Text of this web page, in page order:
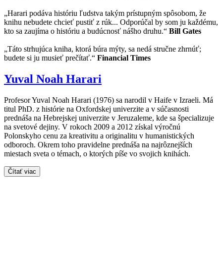
„Harari podáva históriu ľudstva takým prístupným spôsobom, že
knihu nebudete chcieť pustiť z rúk... Odporúčal by som ju každému,
kto sa zaujíma o históriu a budúcnosť nášho druhu.“ Bill Gates
„Táto strhujúca kniha, ktorá búra mýty, sa nedá stručne zhrnúť;
budete si ju musieť prečítať.“ Financial Times
Yuval Noah Harari
Profesor Yuval Noah Harari (1976) sa narodil v Haife v Izraeli. Má
titul PhD. z histórie na Oxfordskej univerzite a v súčasnosti
prednáša na Hebrejskej univerzite v Jeruzaleme, kde sa špecializuje
na svetové dejiny. V rokoch 2009 a 2012 získal výročnú
Polonskyho cenu za kreativitu a originalitu v humanistických
odboroch. Okrem toho pravidelne prednáša na najrôznejších
miestach sveta o témach, o ktorých píše vo svojich knihách.
Čítať viac